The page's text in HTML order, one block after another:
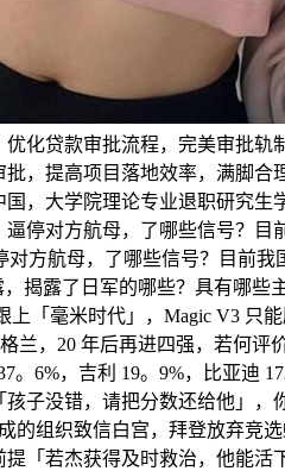
化贷款审批流程，完美审批轨
，提高项目落地效率，满脚合
国，大学院理论专业退职研究生
停对方航母，了哪些信号？目
方航母，了哪些信号？目前我
揭露了日军的哪些？具有哪些
「毫米时代」，Magic V3 只
兰，20 年后再进四强，若何评
。6%，吉利 19。9%，比亚迪
子没错，请把分数还给他」，
的组织致信白宫，拜登放弃竞
「若杰获得及时救治，他能活